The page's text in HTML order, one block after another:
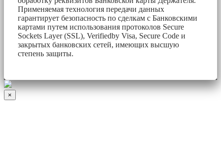
Применяемая технология передачи данных
гарантирует безопасность по сделкам с Банковскими
картами путем использования протоколов Secure
Sockets Layer (SSL), Verifiedby Visa, Secure Code и
закрытых банковских сетей, имеющих высшую
степень защиты.
×